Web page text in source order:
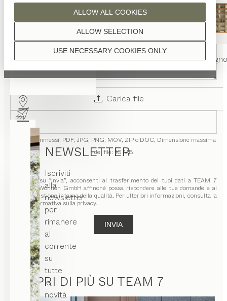
USE NECESSARY COOKIES ONLY
ALLOW SELECTION
ALLOW ALL COOKIES
tavolonya sedianya libreria filigno
NEWSLETTER
Iscriviti
alla
newsletter
per
rimanere
al
corrente
su
tutte
le
novità
Carica file
Formati ammessi: PDF, JPG, PNG, MOV, ZIP o DOC, Dimensione massima
del file: 10 MB
Cliccando su “Invia”, acconsenti al trasferimento dei tuoi dati a TEAM 7
Natürlich Wohnen GmbH affinché possa rispondere alle tue domande e ai
fini della gestione interna della qualità. Per ulteriori informazioni, consulta la
Informativa sulla privacy.
INVIA
SCOPRI DI PIÙ SU TEAM 7